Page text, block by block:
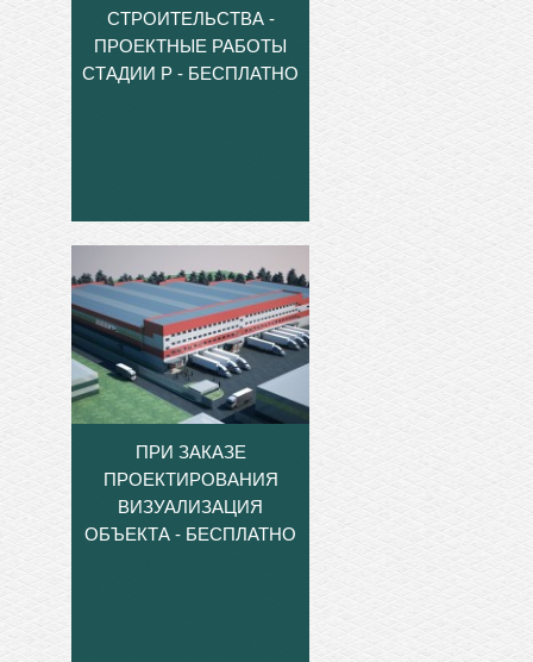
СТРОИТЕЛЬСТВА -
ПРОЕКТНЫЕ РАБОТЫ
СТАДИИ Р - БЕСПЛАТНО
ПРИ ЗАКАЗЕ
ПРОЕКТИРОВАНИЯ
ВИЗУАЛИЗАЦИЯ
ОБЪЕКТА - БЕСПЛАТНО